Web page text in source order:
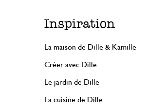
Inspiration
La maison de Dille & Kamille
Créer avec Dille
Le jardin de Dille
La cuisine de Dille